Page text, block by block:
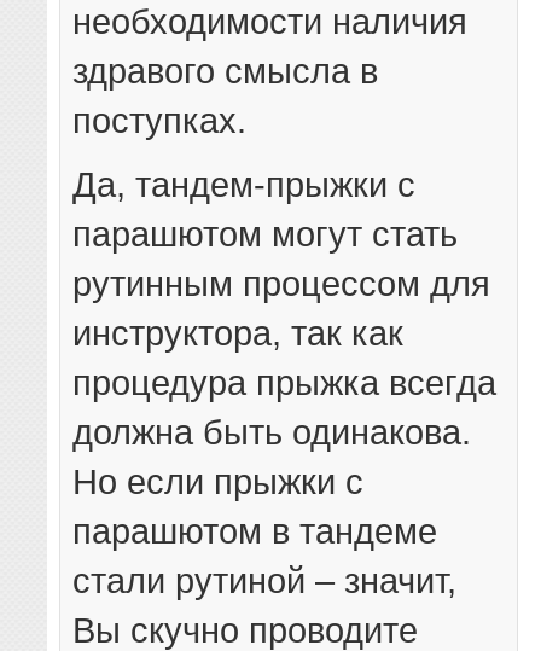
необходимости наличия
здравого смысла в
поступках.
Да, тандем-прыжки с
парашютом могут стать
рутинным процессом для
инструктора, так как
процедура прыжка всегда
должна быть одинакова.
Но если прыжки с
парашютом в тандеме
стали рутиной – значит,
Вы скучно проводите